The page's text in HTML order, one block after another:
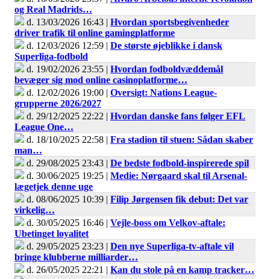
og Real Madrids…
d. 13/03/2026 16:43 | Hvordan sportsbegivenheder
driver trafik til online gamingplatforme
d. 12/03/2026 12:59 | De største øjeblikke i dansk
Superliga-fodbold
d. 19/02/2026 23:55 | Hvordan fodboldvæddemål
bevæger sig mod online casinoplatforme…
d. 12/02/2026 19:00 | Oversigt: Nations League-
grupperne 2026/2027
d. 29/12/2025 22:22 | Hvordan danske fans følger EFL
League One…
d. 18/10/2025 22:58 | Fra stadion til stuen: Sådan skaber
man…
d. 29/08/2025 23:43 | De bedste fodbold-inspirerede spil
d. 30/06/2025 19:25 | Medie: Nørgaard skal til Arsenal-
lægetjek denne uge
d. 08/06/2025 10:39 | Filip Jørgensen fik debut: Det var
virkelig…
d. 30/05/2025 16:46 | Vejle-boss om Velkov-aftale:
Ubetinget loyalitet
d. 29/05/2025 23:23 | Den nye Superliga-tv-aftale vil
bringe klubberne milliarder…
d. 26/05/2025 22:21 | Kan du stole på en kamp tracker…